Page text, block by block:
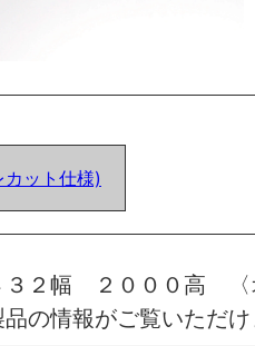
ット仕様)
２幅 ２０００高
の情報がご覧いただ